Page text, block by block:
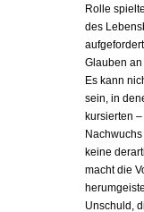
Rolle
des
Glauben
Es kann
sein, in
kursierten
keine
macht die
Unschuld,